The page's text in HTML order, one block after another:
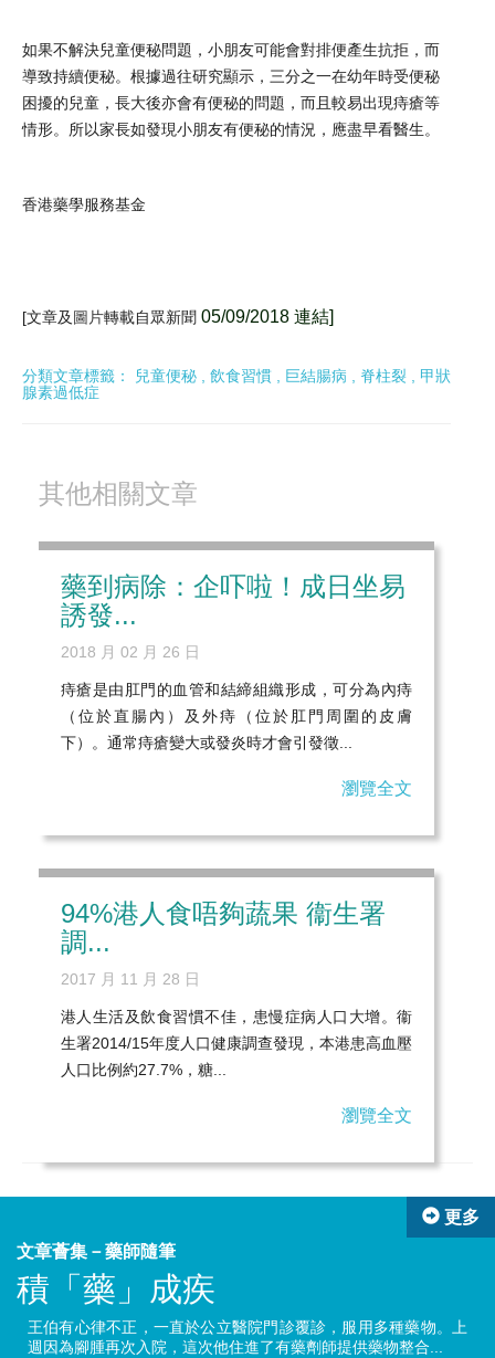
如果不解決兒童便秘問題，小朋友可能會對排便產生抗拒，而
導致持續便秘。根據過往研究顯示，三分之一在幼年時受便秘
困擾的兒童，長大後亦會有便秘的問題，而且較易出現痔瘡等
情形。所以家長如發現小朋友有便秘的情況，應盡早看醫生。
香港藥學服務基金
[文章及圖片轉載自眾新聞 05/09/2018 連結]
分類文章標籤： 兒童便秘 , 飲食習慣 , 巨結腸病 , 脊柱裂 , 甲狀
腺素過低症
其他相關文章
藥到病除：企吓啦！成日坐易
誘發...
2018 月 02 月 26 日
痔瘡是由肛門的血管和結締組織形成，可分為內痔
（位於直腸內）及外痔（位於肛門周圍的皮膚
下）。通常痔瘡變大或發炎時才會引發徵...
瀏覽全文
94%港人食唔夠蔬果 衞生署
調...
2017 月 11 月 28 日
港人生活及飲食習慣不佳，患慢症病人口大增。衞
生署2014/15年度人口健康調查發現，本港患高血壓
人口比例約27.7%，糖...
瀏覽全文
更多
文章薈集－藥師隨筆
積「藥」成疾
王伯有心律不正，一直於公立醫院門診覆診，服用多種藥物。上
週因為腳腫再次入院，這次他住進了有藥劑師提供藥物整合...